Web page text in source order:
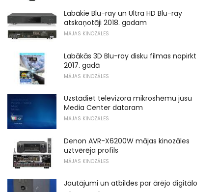
Labākie Blu-ray un Ultra HD Blu-ray
atskaņotāji 2018. gadam
MĀJAS KINOZĀLES
Labākās 3D Blu-ray disku filmas nopirkt
2017. gadā
MĀJAS KINOZĀLES
Uzstādiet televizora mikroshēmu jūsu
Media Center datoram
MĀJAS KINOZĀLES
Denon AVR-X6200W mājas kinozāles
uztvērēja profils
MĀJAS KINOZĀLES
Jautājumi un atbildes par ārējo digitālo